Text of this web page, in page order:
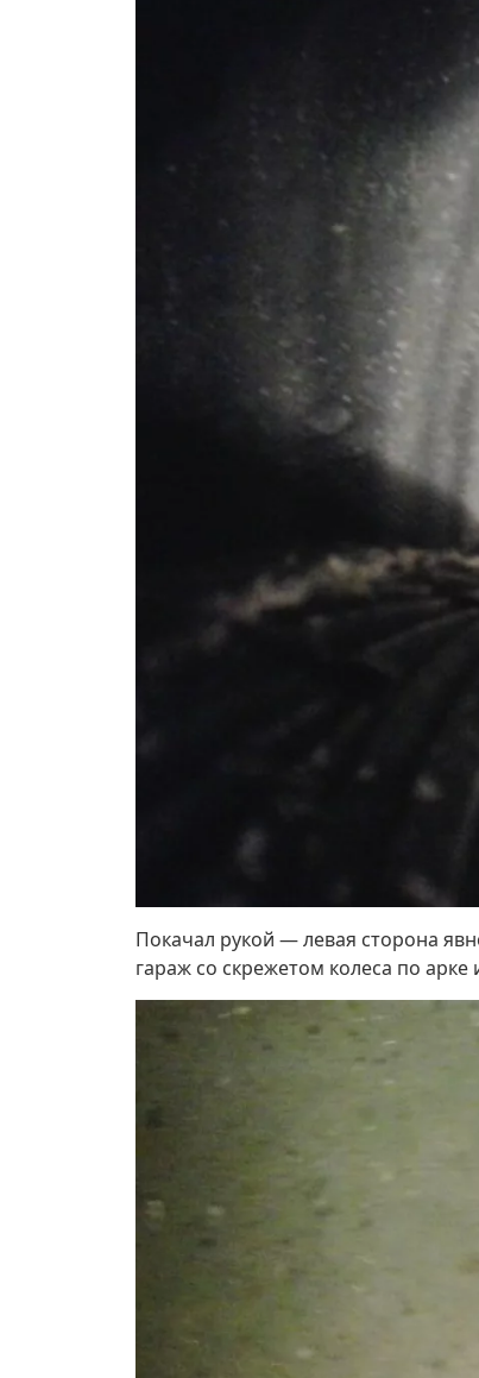
Покачал рукой — левая сторона
гараж со скрежетом колеса по